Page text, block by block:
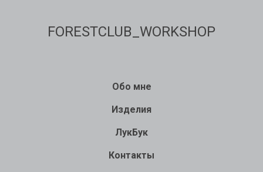
FORESTCLUB_WORKSHOP
Обо мне
Изделия
ЛукБук
Контакты